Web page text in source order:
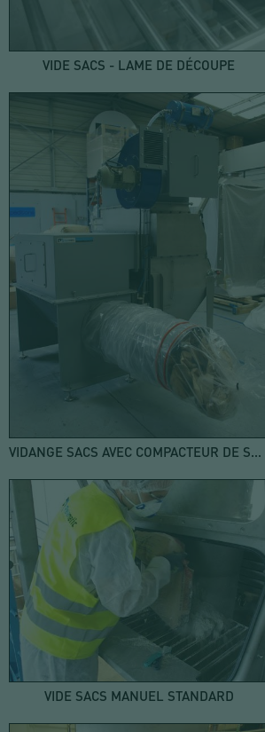
VIDE SACS - LAME DE DÉCOUPE
VIDANGE SACS AVEC COMPACTEUR DE SACS
VIDE SACS MANUEL STANDARD